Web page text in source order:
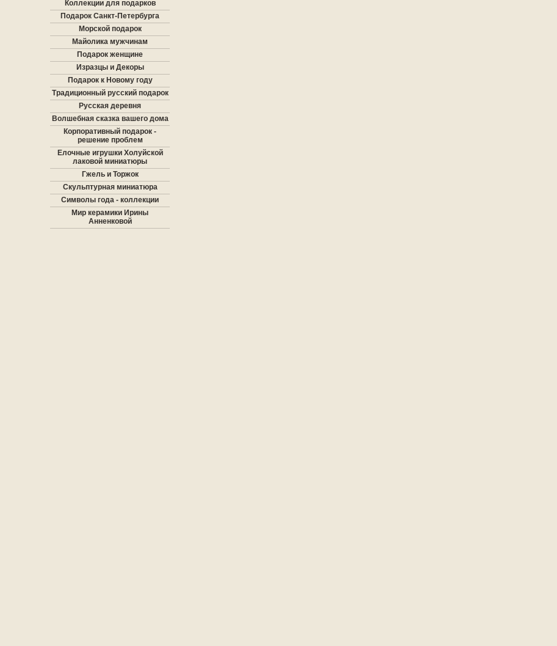
Коллекции для подарков
Подарок Санкт-Петербурга
Морской подарок
Майолика мужчинам
Подарок женщине
Изразцы и Декоры
Подарок к Новому году
Традиционный русский подарок
Русская деревня
Волшебная сказка вашего дома
Корпоративный подарок -
решение проблем
Елочные игрушки Холуйской
лаковой миниатюры
Гжель и Торжок
Скульптурная миниатюра
Символы года - коллекции
Мир керамики Ирины
Анненковой